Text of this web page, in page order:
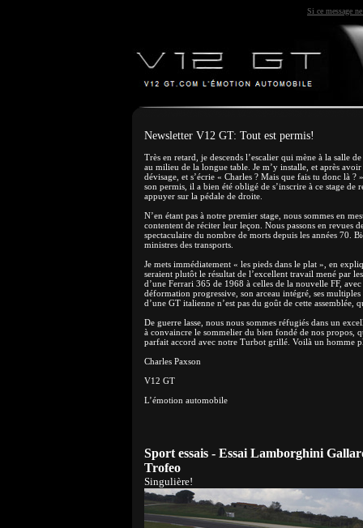
Si ce message
Newsletter V12 GT: Tout est permis!
Très en retard, je descends l’escalier qui mène à la salle
au milieu de la longue table. Je m’y installe, et après
dévisage, et s’écrie « Charles ? Mais que fais tu donc là
son permis, il a bien été obligé de s’inscrire à ce stage
appuyer sur la pédale de droite.
N’en étant pas à notre premier stage, nous sommes en
contentent de réciter leur leçon. Nous passons en revues
spectaculaire du nombre de morts depuis les années 70.
ministres des transports.
Je mets immédiatement « les pieds dans le plat », en
seraient plutôt le résultat de l’excellent travail mené par
d’une Ferrari 365 de 1968 à celles de la nouvelle FF,
déformation progressive, son arceau intégré, ses
d’une GT italienne n’est pas du goût de cette
De guerre lasse, nous nous sommes réfugiés dans un
à convaincre le sommelier du bien fondé de nos propos,
parfait accord avec notre Turbot grillé. Voilà un homme
Charles Paxson
V12 GT
L’émotion automobile
Sport essais - Essai Lamborghini
Trofeo
Singulière!